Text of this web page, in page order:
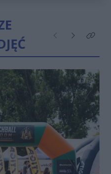
Poprzednie
NastępneKliknij